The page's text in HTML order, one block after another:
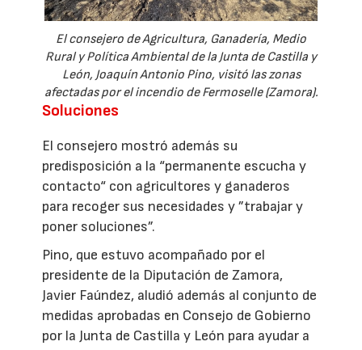
El consejero de Agricultura, Ganadería, Medio
Rural y Política Ambiental de la Junta de Castilla y
León, Joaquín Antonio Pino, visitó las zonas
afectadas por el incendio de Fermoselle (Zamora).
Soluciones
El consejero mostró además su
predisposición a la “permanente escucha y
contacto“ con agricultores y ganaderos
para recoger sus necesidades y ”trabajar y
poner soluciones”.
Pino, que estuvo acompañado por el
presidente de la Diputación de Zamora,
Javier Faúndez, aludió además al conjunto de
medidas aprobadas en Consejo de Gobierno
por la Junta de Castilla y León para ayudar a